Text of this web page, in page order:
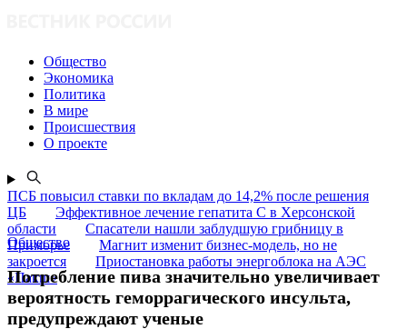
Общество
Экономика
Политика
В мире
Происшествия
О проекте
ПСБ повысил ставки по вкладам до 14,2% после решения
ЦБ
Эффективное лечение гепатита C в Херсонской
области
Спасатели нашли заблудшую грибницу в
Приморье
Магнит изменит бизнес-модель, но не
закроется
Приостановка работы энергоблока на АЭС
«Пакш»
Общество
Потребление пива значительно увеличивает
вероятность геморрагического инсульта,
предупреждают ученые